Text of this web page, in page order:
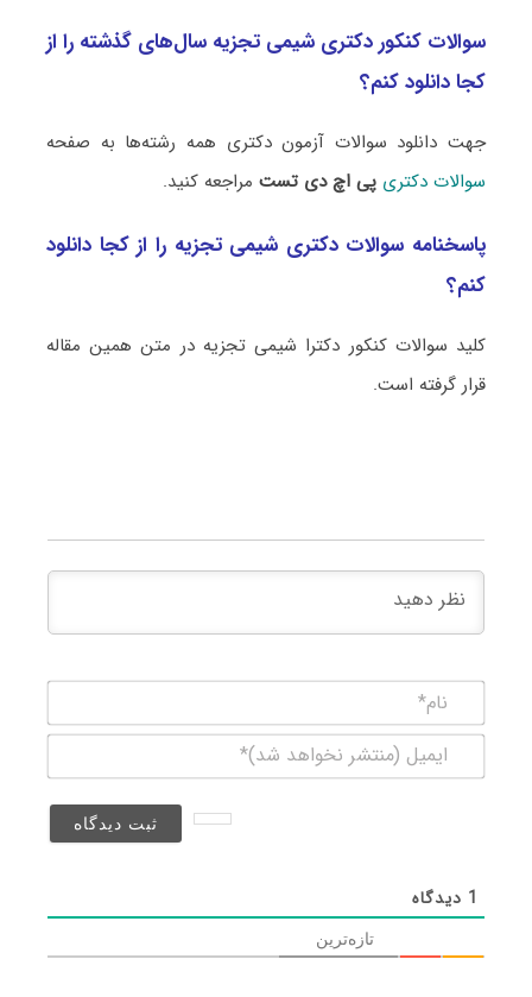
سوالات کنکور دکتری شیمی تجزیه سال‌های گذشته را از
کجا دانلود کنم؟
جهت دانلود سوالات آزمون دکتری همه رشته‌ها به صفحه
سوالات دکتری پی اچ دی تستمراجعه کنید.
پاسخنامه سوالات دکتری شیمی تجزیه را از کجا دانلود
کنم؟
کلید سوالات کنکور دکترا شیمی تجزیه در متن همین مقاله
قرار گرفته است.
(منتشر
1 دیدگاه
تازه‌ترین